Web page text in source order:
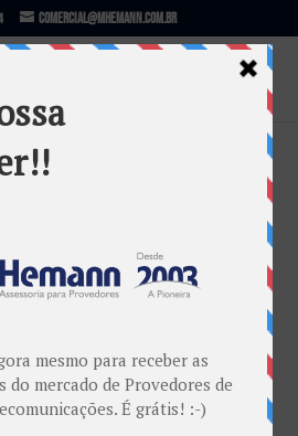
comercial@mhemann.com.br
a
|jan 14, 2022